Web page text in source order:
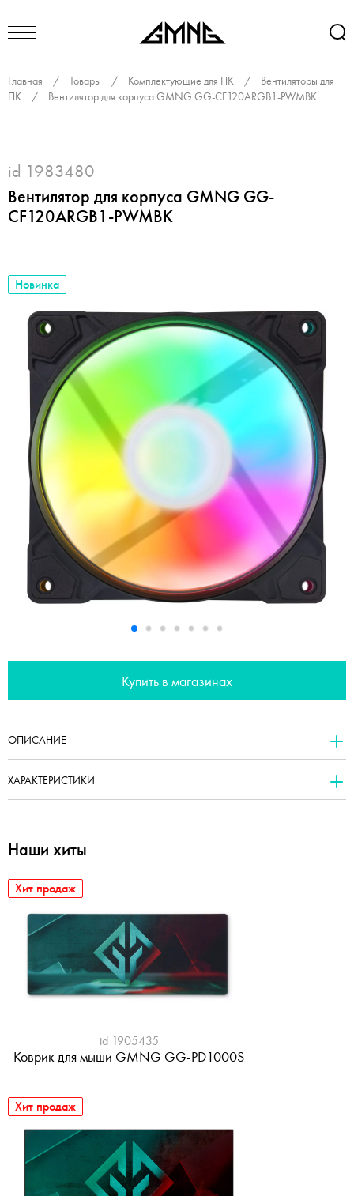
Главная / Товары / Комплектующие для ПК /
Вентиляторы для
ПК
/ Вентилятор для корпуса GMNG GG-CF120ARGB1-PWMBK
id 1983480
Вентилятор для корпуса GMNG GG-
CF120ARGB1-PWMBK
Новинка
Купить в магазинах
ОПИСАНИЕ
ХАРАКТЕРИСТИКИ
Наши хиты
Хит продаж
id 1905435
Коврик для мыши GMNG GG-PD1000S
Хит продаж